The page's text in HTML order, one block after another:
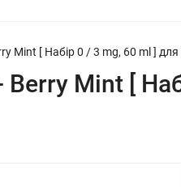
Mint [ Набір 0 / 3 mg, 60 ml ] для
Mint [